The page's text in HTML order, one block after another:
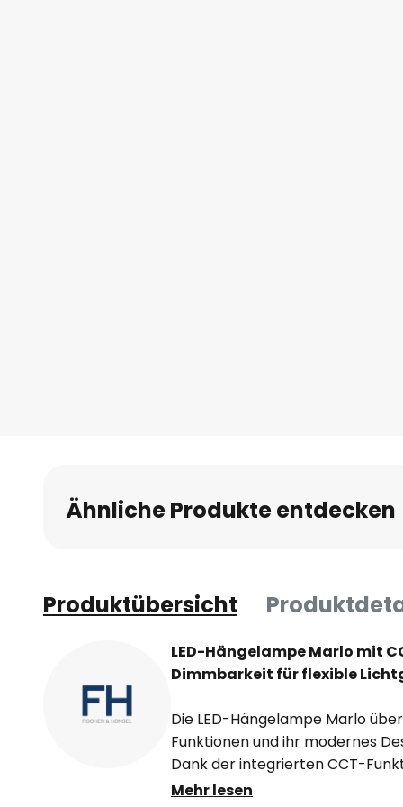
Ähnliche Produkte entdecken
Produktübersicht
LED-Hängelampe Marlo mit
Dimmbarkeit für flexible
Die LED-Hängelampe Marlo
Funktionen und ihr modernes
Dank der integrierten CCT-
flexibel anpassen – von
Mehr lesen